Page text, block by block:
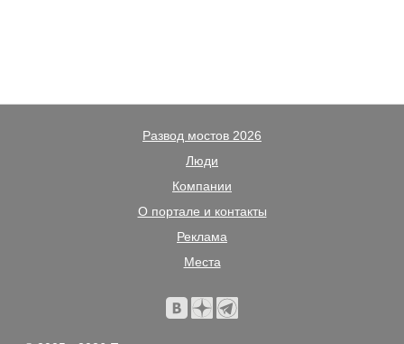
Развод мостов 2026
Люди
Компании
О портале и контакты
Реклама
Места